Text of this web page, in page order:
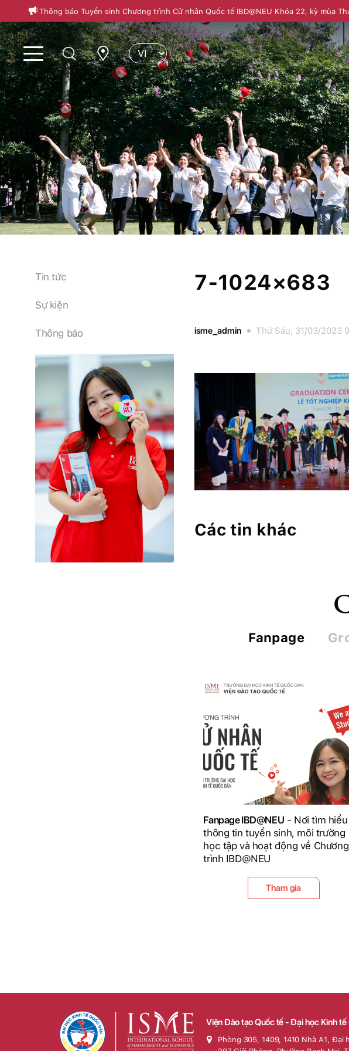
Thông báo Tuyển sinh Chương trình Cử nhân Quốc tế IBD@NEU Khóa 22, kỳ mùa
Tin tức
Sự kiện
Thông báo
7-1024×683
isme_admin Thứ Sáu, 31/03/2023
Các tin khác
Fanpage
Fanpage IBD@NEU - Nơi tìm hiểu
thông tin tuyển sinh, môi trường
học tập và hoạt động về Chương
trình IBD@NEU
Tham gia
Viện Đào tạo Quốc tế - Đại học Kinh tế
Phòng 305, 1409, 1410 Nhà A1, Đại